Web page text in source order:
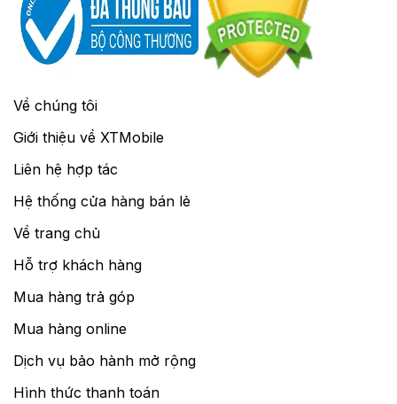
Về chúng tôi
Giới thiệu về XTMobile
Liên hệ hợp tác
Hệ thống cửa hàng bán lẻ
Về trang chủ
Hỗ trợ khách hàng
Mua hàng trả góp
Mua hàng online
Dịch vụ bảo hành mở rộng
Hình thức thanh toán